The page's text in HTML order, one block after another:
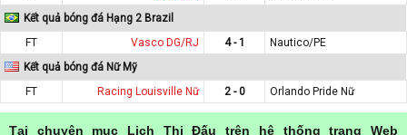
Kết quả bóng đá Hạng 2 Brazil
FT
Vasco DG/RJ 4 - 1
Nautico/PE
Kết quả bóng đá Nữ Mỹ
FT
Racing Louisville Nữ 2 - 0 Orlando Pride Nữ
Tại chuyên mục Lịch Thi Đấu trên hệ thống trang Web